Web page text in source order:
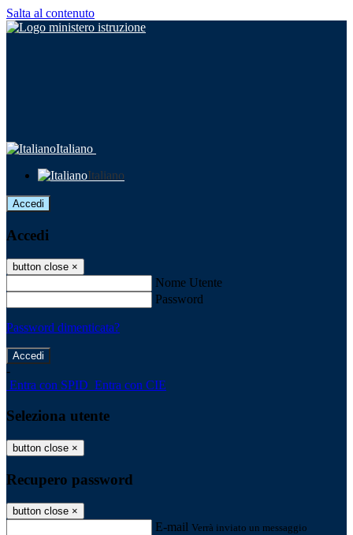
Salta al contenuto
Italiano
Italiano
Accedi
Accedi
button close ×
Nome Utente
Password
Password dimenticata?
-
Entra con SPID Entra con CIE
Seleziona utente
button close ×
Recupero password
button close ×
E-mail Verrà inviato un messaggio